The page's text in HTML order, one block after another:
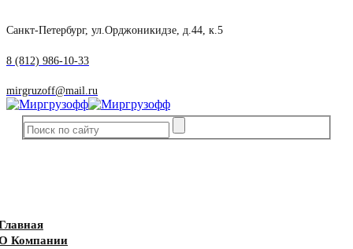
Санкт-Петербург, ул.Орджоникидзе, д.44, к.5
8 (812) 986-10-33
mirgruzoff@mail.ru
Компании